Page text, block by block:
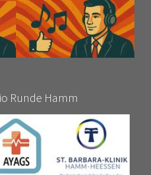
Runde Hamm